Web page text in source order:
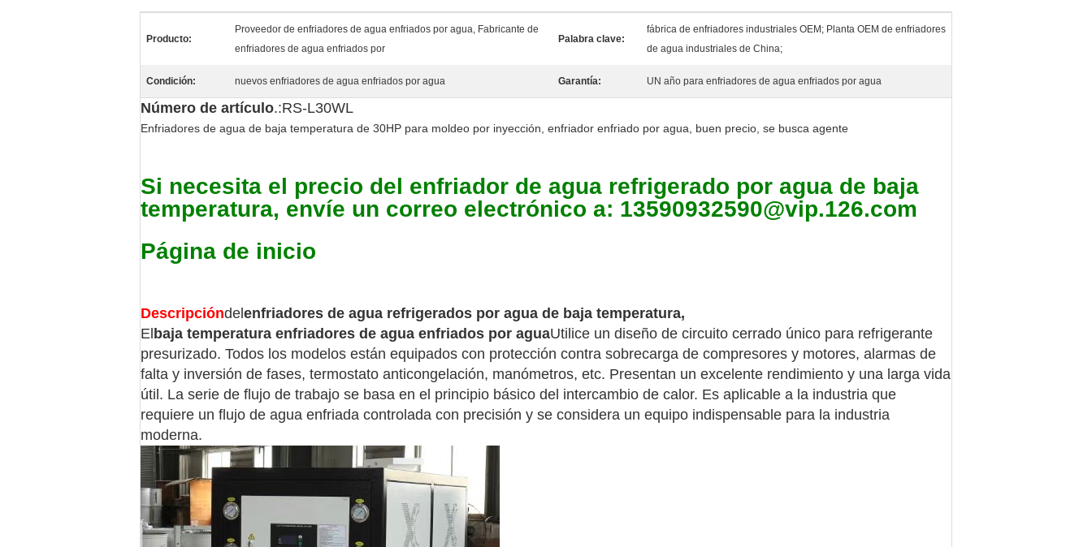
Producto:
Proveedor de enfriadores de agua enfriados por agua, Fabricante de
enfriadores de agua enfriados por
Palabra clave:
fábrica de enfriadores industriales OEM; Planta OEM de enfriadores
de agua industriales de China;
Condición: nuevos enfriadores de agua enfriados por agua Garantía: UN año para enfriadores de agua enfriados por agua
Número de artículo.:RS-L30WL
Enfriadores de agua de baja temperatura de 30HP para moldeo por inyección, enfriador enfriado por agua, buen precio, se busca agente
Si necesita el precio del enfriador de agua refrigerado por agua de baja
temperatura, envíe un correo electrónico a: 13590932590@vip.126.com
Página de inicio
Descripcióndel enfriadores de agua refrigerados por agua de baja temperatura,
El baja temperatura enfriadores de agua enfriados por aguaUtilice un diseño de circuito cerrado único para refrigerante
presurizado. Todos los modelos están equipados con protección contra sobrecarga de compresores y motores, alarmas de
falta y inversión de fases, termostato anticongelación, manómetros, etc. Presentan un excelente rendimiento y una larga vida
útil. La serie de flujo de trabajo se basa en el principio básico del intercambio de calor. Es aplicable a la industria que
requiere un flujo de agua enfriada controlada con precisión y se considera un equipo indispensable para la industria
moderna.